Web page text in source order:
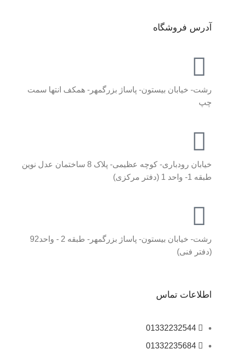
آدرس فروشگاه
رشت- خیابان بیستون- پاساژ بزرگمهر- همکف انتها سمت
چپ
خیابان رودباری- کوچه عظیمی- پلاک 8 ساختمان عدل نوین
طبقه 1- واحد 1 (دفتر مرکزی)
رشت- خیابان بیستون- پاساژ بزرگمهر- طبقه 2 - واحد92
(دفتر فنی)
اطلاعات تماس
01332232544
01332235684